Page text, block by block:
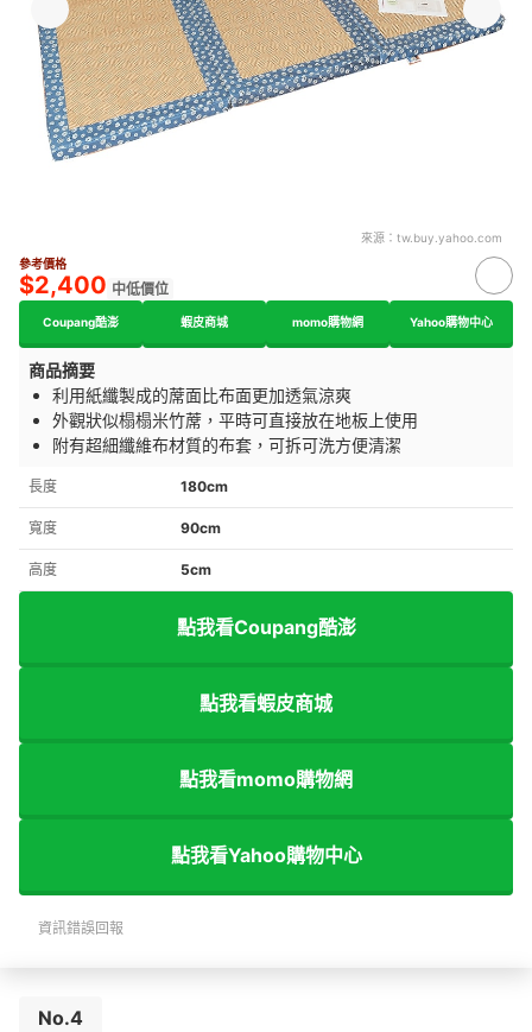
來源： tw.buy.yahoo.com
參考價格
$2,400 中低價位
Coupang酷澎 蝦皮商城 momo購物網 Yahoo購物中心
商品摘要
利用紙纖製成的蓆面比布面更加透氣涼爽
外觀狀似榻榻米竹蓆，平時可直接放在地板上使用
附有超細纖維布材質的布套，可拆可洗方便清潔
長度 180cm
寬度 90cm
高度 5cm
點我看Coupang酷澎
點我看蝦皮商城
點我看momo購物網
點我看Yahoo購物中心
資訊錯誤回報
No.4